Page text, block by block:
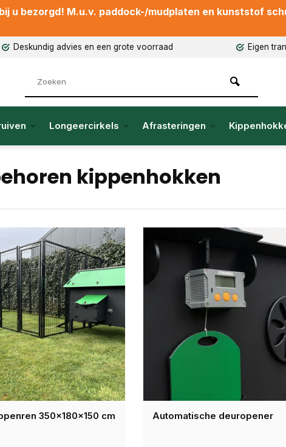
u bezorgd! M.u.v. paddock-/mudplaten en kunststof
Deskundig advies en een grote voorraad Eigen
Longeercirkels Afrasteringen
kippenhokken
350x180x150 cm Automatische deuropener